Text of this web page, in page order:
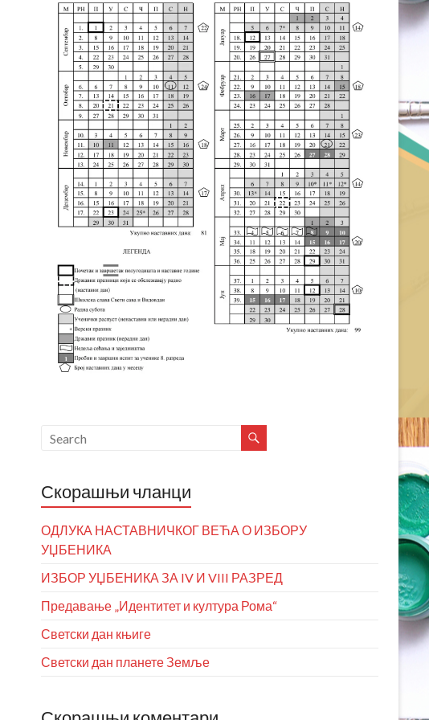
Скорашњи чланци
ОДЛУКА НАСТАВНИЧКОГ ВЕЋА О ИЗБОРУ
УЏБЕНИКА
ИЗБОР УЏБЕНИКА ЗА IV И VIII РАЗРЕД
Предавање „Идентитет и култура Рома“
Светски дан књиге
Светски дан планете Земље